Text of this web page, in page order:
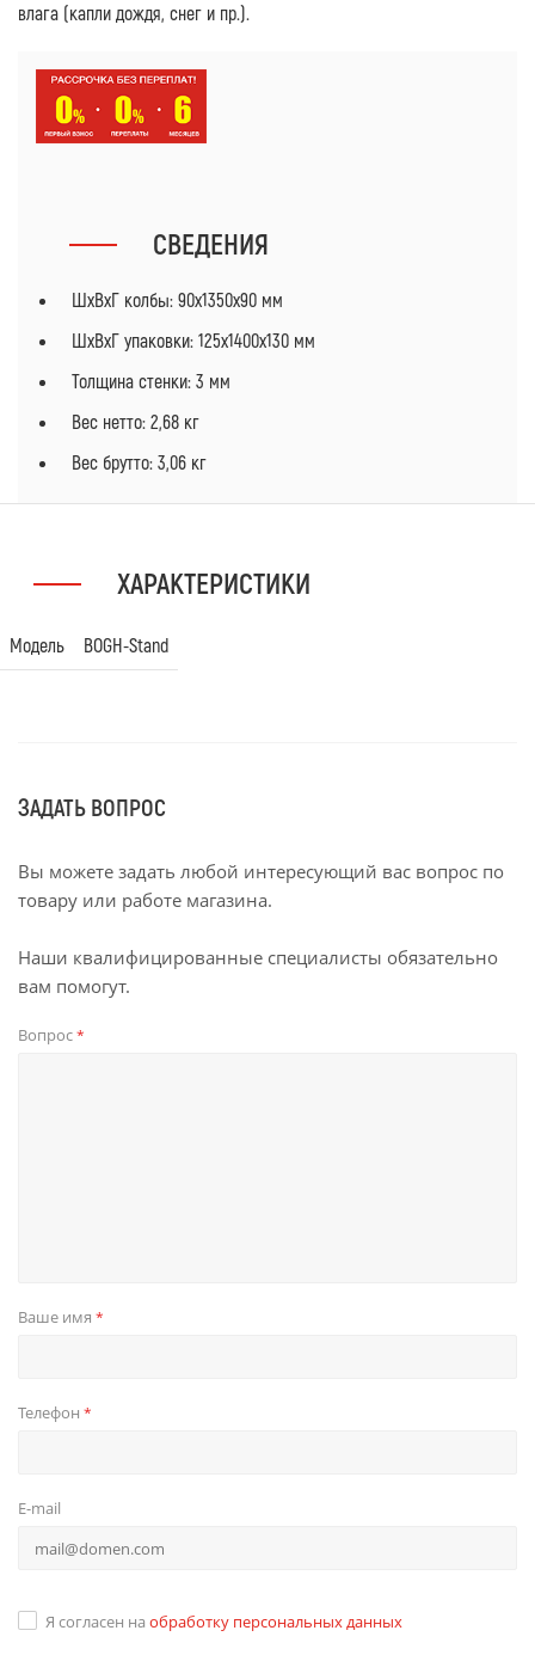
влага (капли дождя, снег и пр.).
СВЕДЕНИЯ
ШхВхГ колбы: 90х1350х90 мм
ШхВхГ упаковки: 125х1400х130 мм
Толщина стенки: 3 мм
Вес нетто: 2,68 кг
Вес брутто: 3,06 кг
ХАРАКТЕРИСТИКИ
Модель BOGH-Stand
ЗАДАТЬ ВОПРОС
Вы можете задать любой интересующий вас вопрос по
товару или работе магазина.
Наши квалифицированные специалисты обязательно
вам помогут.
Вопрос*
Ваше имя *
Телефон *
E-mail
Я согласен на обработку персональных данных